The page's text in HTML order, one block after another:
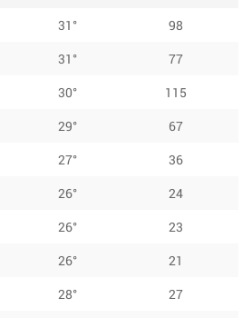
31°
98
31°
77
30°
115
29°
67
27°
36
26°
24
26°
23
26°
21
28°
27